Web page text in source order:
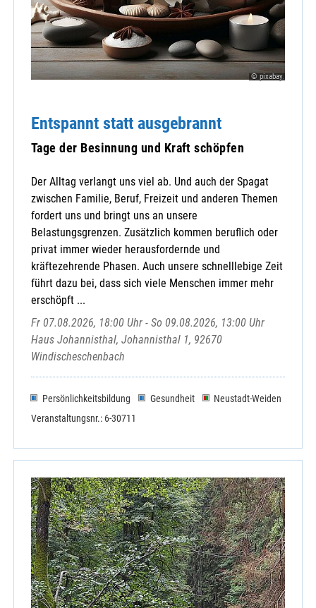
© pixabay
Entspannt statt ausgebrannt
Tage der Besinnung und Kraft schöpfen
Der Alltag verlangt uns viel ab. Und auch der Spagat
zwischen Familie, Beruf, Freizeit und anderen Themen
fordert uns und bringt uns an unsere
Belastungsgrenzen. Zusätzlich kommen beruflich oder
privat immer wieder herausfordernde und
kräftezehrende Phasen. Auch unsere schnelllebige Zeit
führt dazu bei, dass sich viele Menschen immer mehr
erschöpft ...
Fr 07.08.2026, 18:00 Uhr - So 09.08.2026, 13:00 Uhr
Haus Johannisthal, Johannisthal 1, 92670
Windischeschenbach
Persönlichkeitsbildung Gesundheit
Neustadt-Weiden
Veranstaltungsnr.: 6-30711